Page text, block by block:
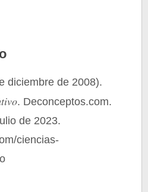
diciembre de 2008).
. Deconceptos.com.
de 2023.
ciencias-